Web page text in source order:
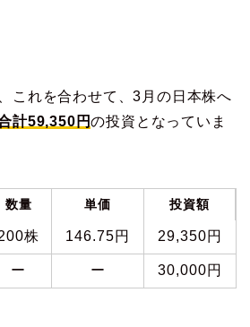
これを合わせて、3月の日本株へ
計59,350円の投資となっていま
数量 単価 投資額
株 146.75円 29,350円
ー ー 30,000円